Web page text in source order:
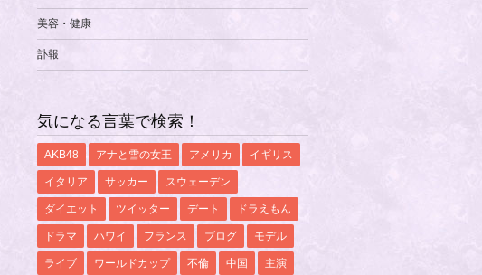
美容・健康
訃報
気になる言葉で検索！
AKB48 アナと雪の女王 アメリカ イギリス
イタリア サッカー スウェーデン
ダイエット ツイッター デート ドラえもん
ドラマ ハワイ フランス ブログ モデル
ライブ ワールドカップ 不倫 中国 主演